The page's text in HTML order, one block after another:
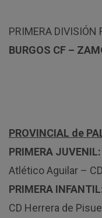
PRIMERA DIVISIÓN
BURGOS CF –
PROVINCIAL de
PRIMERA JUVENIL:
Atlético Aguilar –
PRIMERA
CD Herrera de